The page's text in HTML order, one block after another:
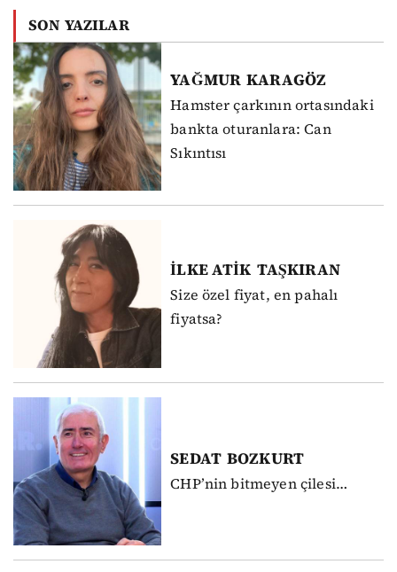
SON YAZILAR
YAĞMUR KARAGÖZ
Hamster çarkının ortasındaki
bankta oturanlara: Can
Sıkıntısı
İLKE ATİK TAŞKIRAN
Size özel fiyat, en pahalı
fiyatsa?
SEDAT BOZKURT
CHP’nin bitmeyen çilesi…